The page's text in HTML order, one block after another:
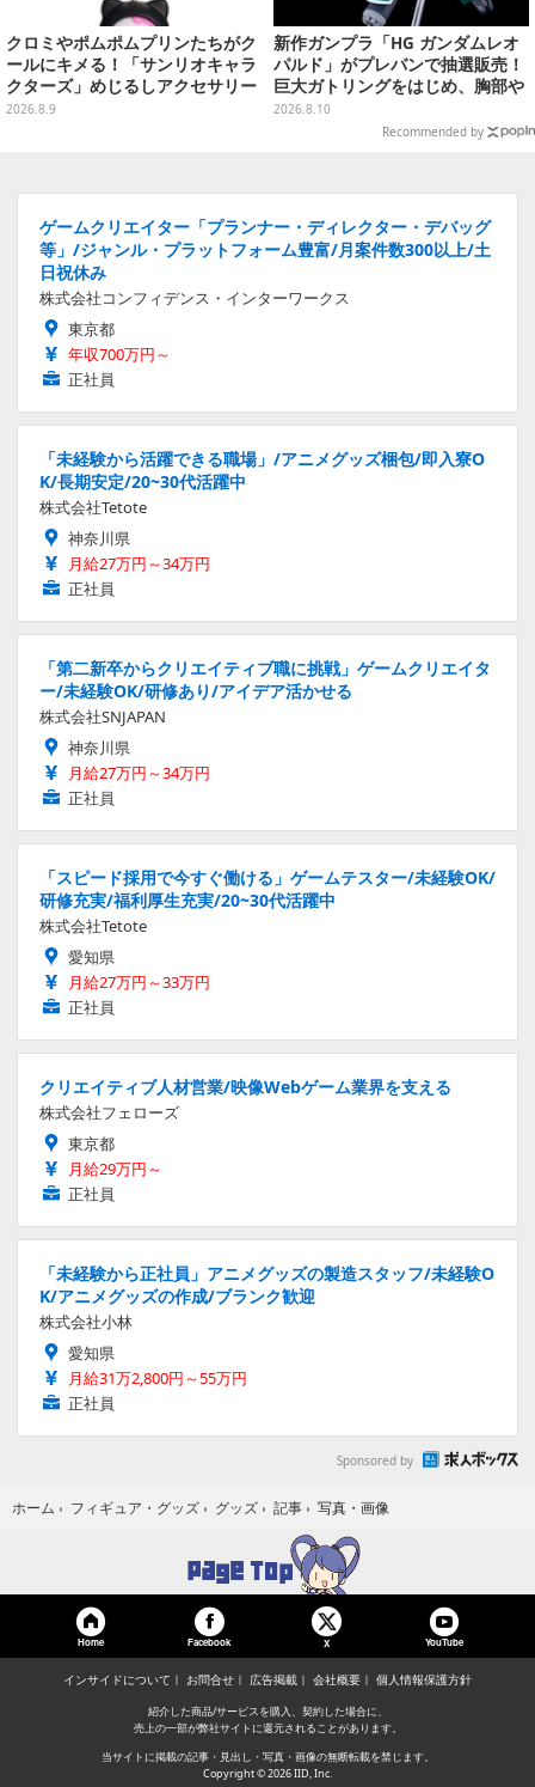
クロミやポムポムプリンたちがク
ールにキメる！「サンリオキャラ
クターズ」めじるしアクセサリー
がガシャポン展開
2026.8.9
新作ガンプラ「HG ガンダムレオ
パルド」がプレバンで抽選販売！
巨大ガトリングをはじめ、胸部や
肩にも武装搭載の重火力モビルス
2026.8.10
Recommended by
ゲームクリエイター「プランナー・ディレクター・デバッグ
等」/ジャンル・プラットフォーム豊富/月案件数300以上/土
日祝休み
株式会社コンフィデンス・インターワークス
東京都
年収700万円～
正社員
「未経験から活躍できる職場」/アニメグッズ梱包/即入寮O
K/長期安定/20~30代活躍中
株式会社Tetote
神奈川県
月給27万円～34万円
正社員
「第二新卒からクリエイティブ職に挑戦」ゲームクリエイタ
ー/未経験OK/研修あり/アイデア活かせる
株式会社SNJAPAN
神奈川県
月給27万円～34万円
正社員
「スピード採用で今すぐ働ける」ゲームテスター/未経験OK/
研修充実/福利厚生充実/20~30代活躍中
株式会社Tetote
愛知県
月給27万円～33万円
正社員
クリエイティブ人材営業/映像Webゲーム業界を支える
株式会社フェローズ
東京都
月給29万円～
正社員
「未経験から正社員」アニメグッズの製造スタッフ/未経験O
K/アニメグッズの作成/ブランク歓迎
株式会社小林
愛知県
月給31万2,800円～55万円
正社員
Sponsored by
ホーム › フィギュア・グッズ › グッズ › 記事 › 写真・画像
Home Facebook X YouTube
インサイドについて お問合せ 広告掲載 会社概要 個人情報保護方針
紹介した商品/サービスを購入、契約した場合に、
売上の一部が弊社サイトに還元されることがあります。
当サイトに掲載の記事・見出し・写真・画像の無断転載を禁じます。
Copyright © 2026 IID, Inc.